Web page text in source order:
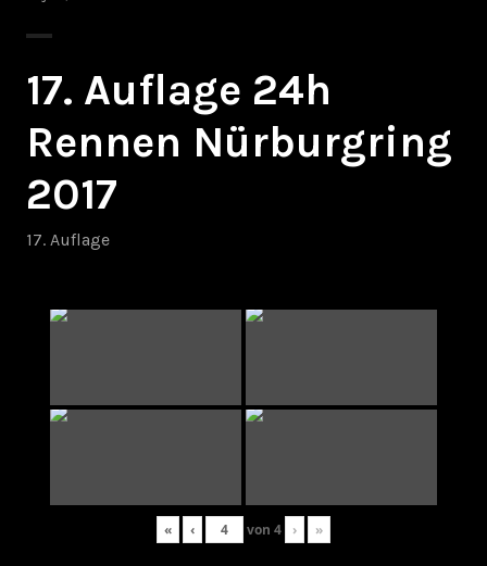
17. Auflage 24h
Rennen Nürburgring
2017
17. Auflage
« ‹ von 4 › »